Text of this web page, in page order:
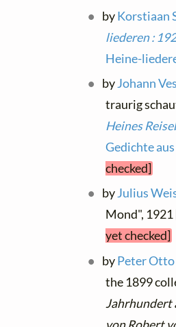
byKorstiaan
liederen :
Heine-
byJohann
traurig
Heines
Gedichte
checked]
byJulius
Mond", 1921
yet checked]
byPeter
the 1899
Jahrhundert